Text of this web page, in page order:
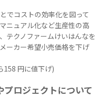
でコストの効率化を図って
ニュアル化など生産性の高
テクノファームけいはんなを
ーカー希望小売価格を下げ
円に値下げ)
ロジェクトについて